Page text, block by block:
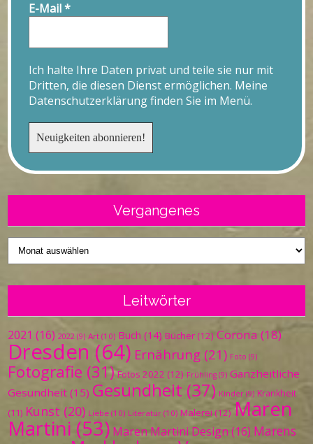
E-Mail*
Ich halte Ihre Daten privat und teile sie nur mit
Dritten, die diesen Dienst ermöglichen. Meine
Datenschutzerklärung finden Sie im Menü.
Vergangenes
Vergangenes
Leitwörter
2021 (16) 2022 (9) Art (10) Buch (14) Bücher (12) Corona (18)
Dresden (64) Ernährung (21) Foto (9)
Fotografie (31) Fotos 2022 (12) Frühling (9) Ganzheitliche
Gesundheit (15) Gesundheit (37) Kinder (9) Krankheit
(11) Kunst (20) Liebe (10) Literatur (10) Malerei (12) Maren
Martini (53) Maren Martini Design (16) Marens